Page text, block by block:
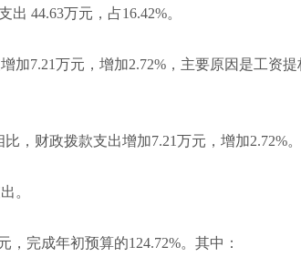
44.63万元，占16.42%。
加7.21万元，增加2.72%，主要原因是工资提
，财政拨款支出增加7.21万元，增加2.72%
。
，完成年初预算的124.72%。其中：